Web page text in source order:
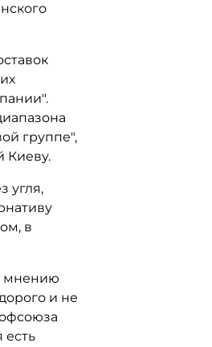
группе",
Киеву.
угля,
в
мнению
и не
есть